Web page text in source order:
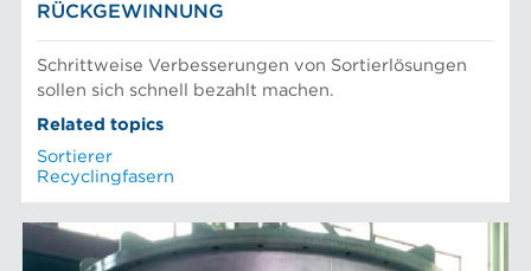
RÜCKGEWINNUNG
Schrittweise Verbesserungen von Sortierlösungen
sollen sich schnell bezahlt machen.
Related topics
Sortierer
Recyclingfasern